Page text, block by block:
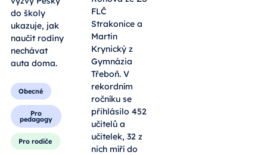
do školy
ukazuje, jak
naučit rodiny
nechávat
auta doma.
Obecné
Pro
pedagogy
Pro rodiče
FLČ
Strakonice a
Martin
Krynický z
Gymnázia
Třeboň. V
rekordním
ročníku se
přihlásilo 452
učitelů a
učitelek, 32 z
nich míří do